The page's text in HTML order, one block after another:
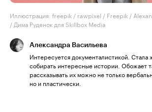
Иллюстрация: freepik / rawpixel / Freepik /
/ Дима Руденок для Skillbox Media
Александра Васильева
Интересуется документалистикой.
собирать интересные истории. Обожает
рассказывать их можно не только
но и пластически.